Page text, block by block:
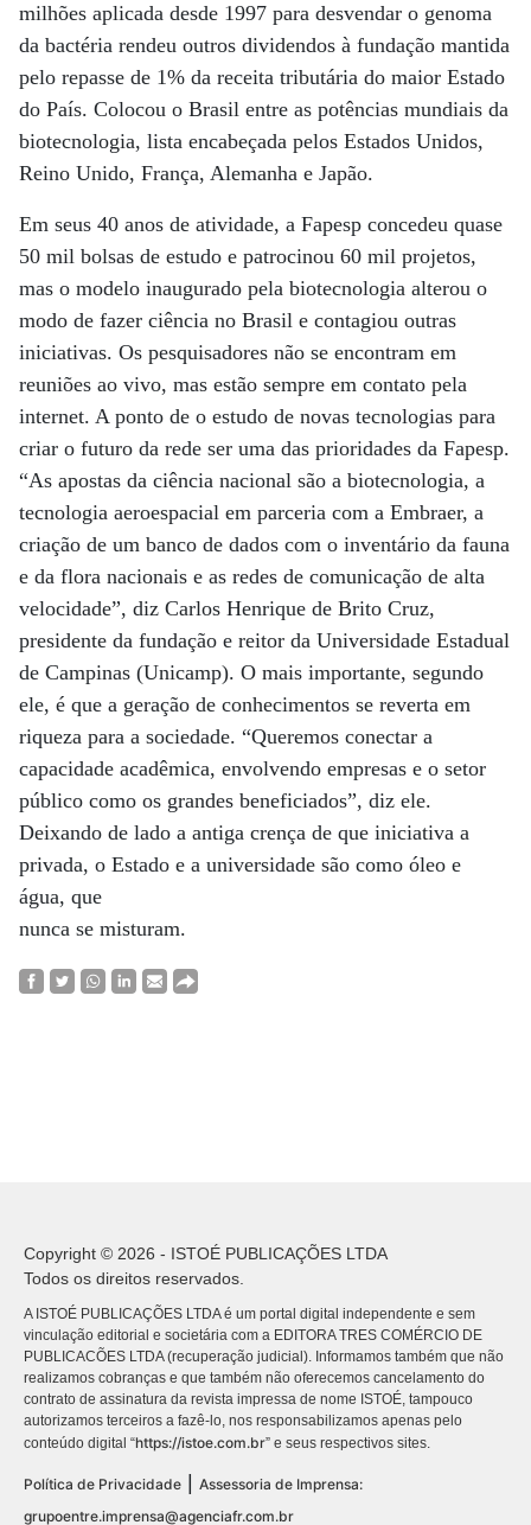
milhões aplicada desde 1997 para desvendar o genoma
da bactéria rendeu outros dividendos à fundação mantida
pelo repasse de 1% da receita tributária do maior Estado
do País. Colocou o Brasil entre as potências mundiais da
biotecnologia, lista encabeçada pelos Estados Unidos,
Reino Unido, França, Alemanha e Japão.
Em seus 40 anos de atividade, a Fapesp concedeu quase
50 mil bolsas de estudo e patrocinou 60 mil projetos,
mas o modelo inaugurado pela biotecnologia alterou o
modo de fazer ciência no Brasil e contagiou outras
iniciativas. Os pesquisadores não se encontram em
reuniões ao vivo, mas estão sempre em contato pela
internet. A ponto de o estudo de novas tecnologias para
criar o futuro da rede ser uma das prioridades da Fapesp.
“As apostas da ciência nacional são a biotecnologia, a
tecnologia aeroespacial em parceria com a Embraer, a
criação de um banco de dados com o inventário da fauna
e da flora nacionais e as redes de comunicação de alta
velocidade”, diz Carlos Henrique de Brito Cruz,
presidente da fundação e reitor da Universidade Estadual
de Campinas (Unicamp). O mais importante, segundo
ele, é que a geração de conhecimentos se reverta em
riqueza para a sociedade. “Queremos conectar a
capacidade acadêmica, envolvendo empresas e o setor
público como os grandes beneficiados”, diz ele.
Deixando de lado a antiga crença de que iniciativa a
privada, o Estado e a universidade são como óleo e
água, que
nunca se misturam.
Copyright © 2026 - ISTOÉ PUBLICAÇÕES LTDA
Todos os direitos reservados.
A ISTOÉ PUBLICAÇÕES LTDA é um portal digital independente e sem
vinculação editorial e societária com a EDITORA TRES COMÉRCIO DE
PUBLICACÕES LTDA (recuperação judicial). Informamos também que não
realizamos cobranças e que também não oferecemos cancelamento do
contrato de assinatura da revista impressa de nome ISTOÉ, tampouco
autorizamos terceiros a fazê-lo, nos responsabilizamos apenas pelo
conteúdo digital “https://istoe.com.br” e seus respectivos sites.
Política de Privacidade
Assessoria de Imprensa:
grupoentre.imprensa@agenciafr.com.br